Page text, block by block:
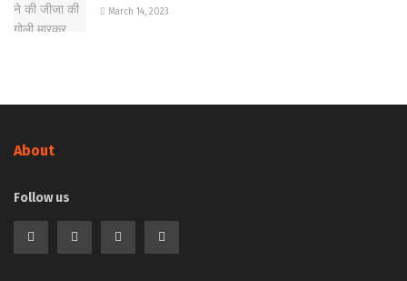
March 14, 2023
About
Follow us